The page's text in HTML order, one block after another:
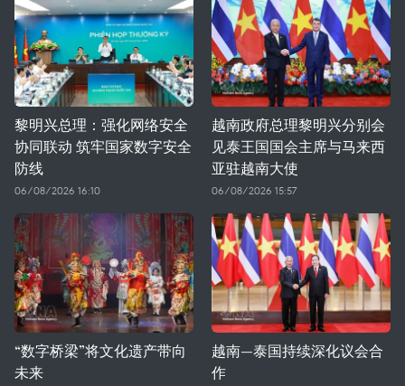
黎明兴总理：强化网络安全
协同联动 筑牢国家数字安全
防线
06/08/2026 16:10
越南政府总理黎明兴分别会
见泰王国国会主席与马来西
亚驻越南大使
06/08/2026 15:57
“数字桥梁”将文化遗产带向
未来
越南—泰国持续深化议会合
作